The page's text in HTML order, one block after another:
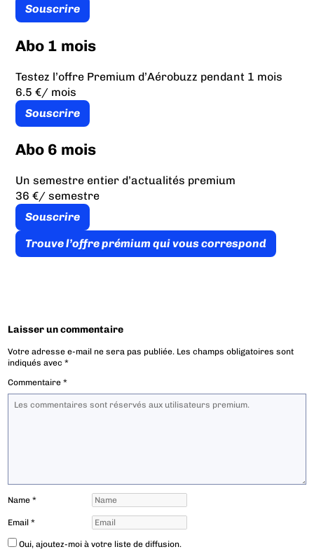
Souscrire
Abo 1 mois
Testez l’offre Premium d’Aérobuzz pendant 1 mois
6.5 €/ mois
Souscrire
Abo 6 mois
Un semestre entier d’actualités premium
36 €/ semestre
Souscrire
Trouve l’offre prémium qui vous correspond
Laisser un commentaire
Votre adresse e-mail ne sera pas publiée. Les champs obligatoires sont
indiqués avec*
Commentaire*
Name*
Email*
Oui, ajoutez-moi à votre liste de diffusion.